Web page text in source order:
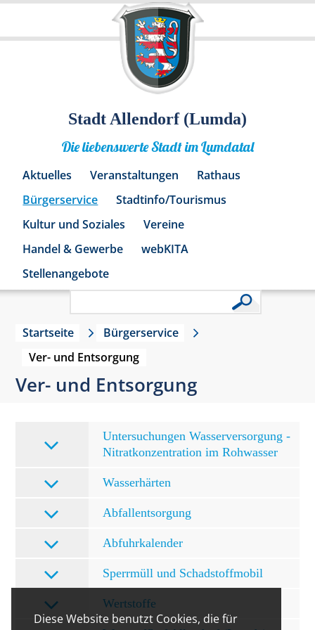
Diese Website benutzt Cookies, die für
Stadt Allendorf (Lumda)
Die liebenswerte Stadt im Lumdatal
Aktuelles Veranstaltungen
Rathaus
Bürgerservice
Stadtinfo/Tourismus
Kultur und Soziales
Vereine
Handel & Gewerbe
webKITA
Stellenangebote
Startseite
Bürgerservice
Ver- und Entsorgung
Ver- und Entsorgung
Untersuchungen Wasserversorgung -
Nitratkonzentration im Rohwasser
Wasserhärten
Abfallentsorgung
Abfuhrkalender
Sperrmüll und Schadstoffmobil
Wertstoffe